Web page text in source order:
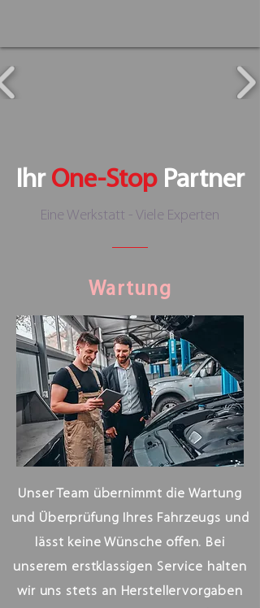
Ihr One-StopPartner
Eine Werkstatt - Viele Experten
Wartung
Unser Team übernimmt die Wartung
und Überprüfung Ihres Fahrzeugs und
lässt keine Wünsche offen. Bei
unserem erstklassigen Service halten
wir uns stets an Herstellervorgaben